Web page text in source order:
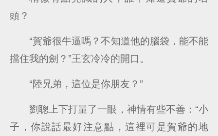
頭？
“賀爺很牛逼嗎？不知道他的腦袋，能不能
擋住我的劍？”王玄冷冷的開口。
“陸兄弟，這位是你朋友？”
劉聰上下打量了一眼，神情有些不善：“小
子，你說話最好注意點，這裡可是賀爺的地